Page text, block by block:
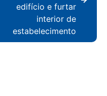
edifício e furtar
interior de
estabelecimento